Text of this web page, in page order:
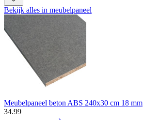
Bekijk alles in meubelpaneel
Meubelpaneel beton ABS 240x30 cm 18 mm
34.99